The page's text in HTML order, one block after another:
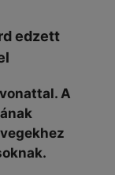
edzett
A